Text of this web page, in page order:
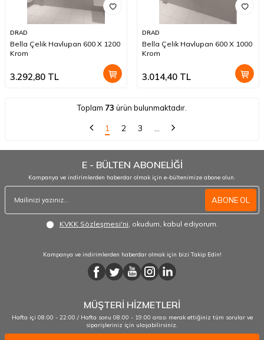
DRAD
Bella Çelik Havlupan 600 X 1200
Krom
3.292,80 TL
DRAD
Bella Çelik Havlupan 600 X 1000
Krom
3.014,40 TL
Toplam 73 ürün bulunmaktadır.
1 2 3 …
E - BÜLTEN ABONELİĞİ
Kampanya ve indirimlerden haberdar olmak için e-bültenimize abone olun.
ABONE OL
KVKK Sözleşmesi'ni, okudum, kabul ediyorum.
Kampanya ve indirimlerden haberdar olmak için bizi Takip Edin!
MÜŞTERİ HİZMETLERİ
Hafta içi 08:00 - 22:00 / Hafta sonu 08:00 - 19:00 arası merak ettiğiniz tüm sorular ve
siparişleriniz için ulaşabilirsiniz.